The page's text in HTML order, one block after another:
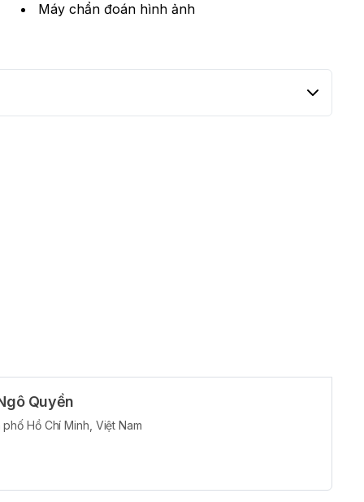
Máy chẩn đoán hình ảnh
do vi khuẩn lao gây nên. Bệnh này dễ gây ra nhiều
Quyền
Hồ Chí Minh, Việt Nam